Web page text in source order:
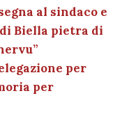
g
er
a
m
dI
n
et
al sindaco e
Biella pietra di
per
per